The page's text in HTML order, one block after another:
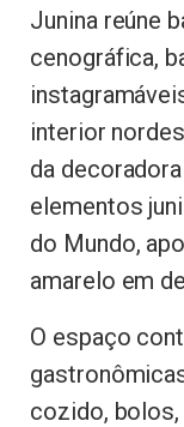
Junina reúne
cenográfica,
interior
da
elementos
do Mundo,
amarelo em
O espaço
cozido, bolos,